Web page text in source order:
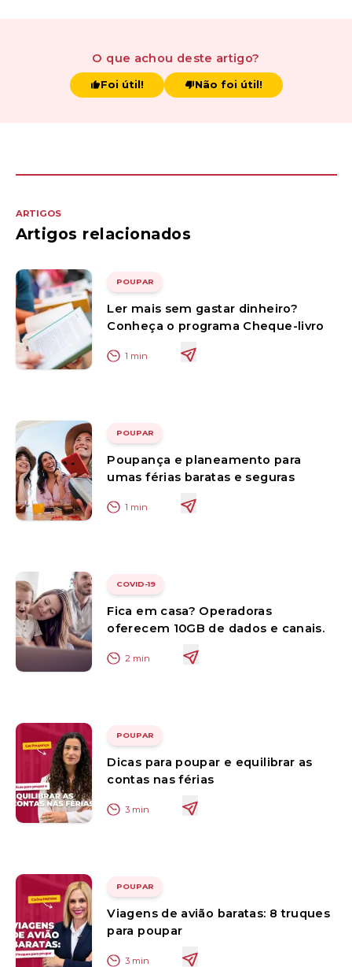
O que achou deste artigo?
Foi útil! Não foi útil!
ARTIGOS
Artigos relacionados
POUPAR
Ler mais sem gastar dinheiro?
Conheça o programa Cheque-livro
1 min
POUPAR
Poupança e planeamento para
umas férias baratas e seguras
1 min
COVID-19
Fica em casa? Operadoras
oferecem 10GB de dados e canais.
2 min
POUPAR
Dicas para poupar e equilibrar as
contas nas férias
3 min
POUPAR
Viagens de avião baratas: 8 truques
para poupar
3 min